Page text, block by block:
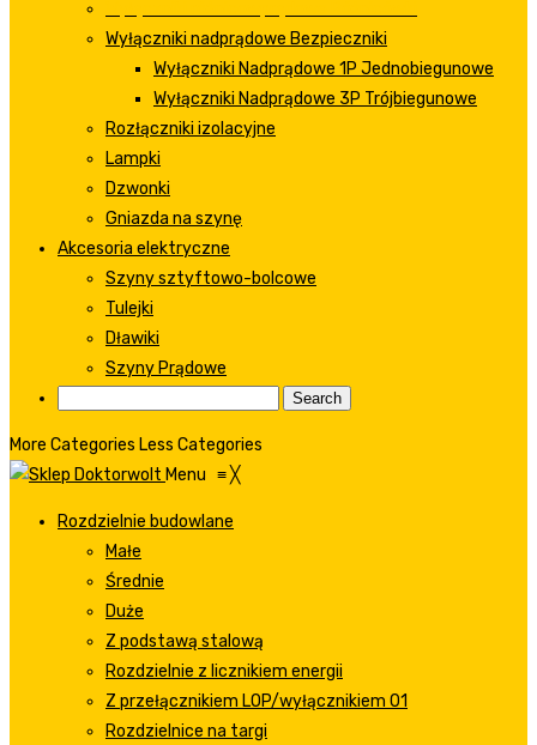
Wyłączniki nadprądowe Bezpieczniki
Wyłączniki Nadprądowe 1P Jednobiegunowe
Wyłączniki Nadprądowe 3P Trójbiegunowe
Rozłączniki izolacyjne
Lampki
Dzwonki
Gniazda na szynę
Akcesoria elektryczne
Szyny sztyftowo-bolcowe
Tulejki
Dławiki
Szyny Prądowe
More Categories Less Categories
Menu ≡╳
Rozdzielnie budowlane
Małe
Średnie
Duże
Z podstawą stalową
Rozdzielnie z licznikiem energii
Z przełącznikiem LOP/wyłącznikiem 01
Rozdzielnice na targi